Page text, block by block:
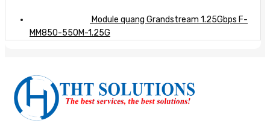
Module quang Grandstream 1.25Gbps F-
MM850-550M-1.25G